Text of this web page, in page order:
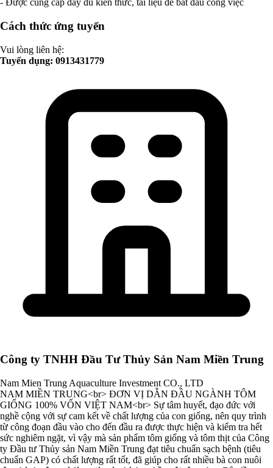
- Được cung cấp đầy đủ kiến thức, tài liệu để bắt đầu công việc
Cách thức ứng tuyển
Vui lòng liên hệ:
Tuyển dụng: 0913431779
Công ty TNHH Đầu Tư Thủy Sản Nam Miền Trung
Nam Mien Trung Aquaculture Investment CO., LTD
NAM MIỀN TRUNG<br> ĐƠN VỊ DẪN ĐẦU NGÀNH TÔM
GIỐNG 100% VỐN VIỆT NAM<br> Sự tâm huyết, đạo đức với
nghề cộng với sự cam kết về chất lượng của con giống, nên quy trình
từ công đoạn đầu vào cho đến đầu ra được thực hiện và kiểm tra hết
sức nghiêm ngặt, vì vậy mà sản phẩm tôm giống và tôm thịt của Công
ty Đầu tư Thủy sản Nam Miền Trung đạt tiêu chuẩn sạch bệnh (tiêu
chuẩn GAP) có chất lượng rất tốt, đã giúp cho rất nhiều bà con nuôi